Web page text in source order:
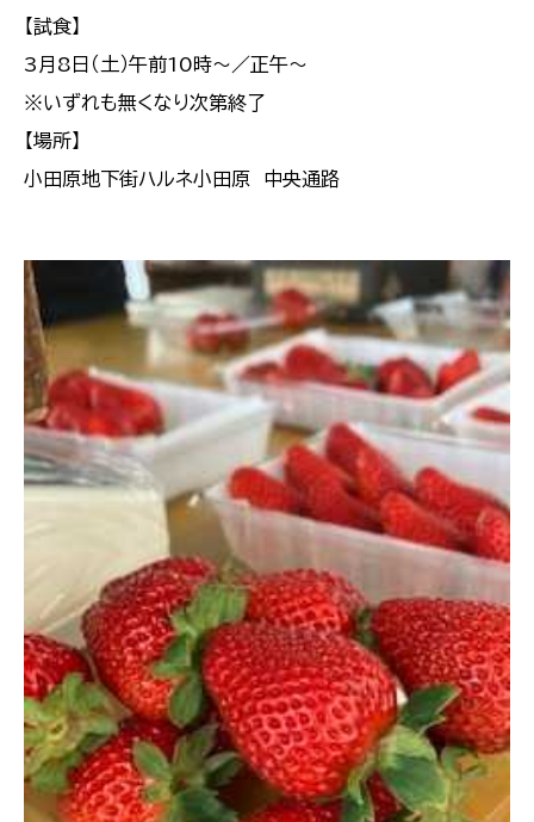
【試食】
3月8日（土）午前10時～／正午～
※いずれも無くなり次第終了
【場所】
小田原地下街ハルネ小田原 中央通路